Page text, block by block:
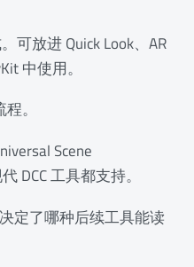
可放进 Quick Look、AR
中使用。
。
Scene
DCC 工具都支持。
定了哪种后续工具能读